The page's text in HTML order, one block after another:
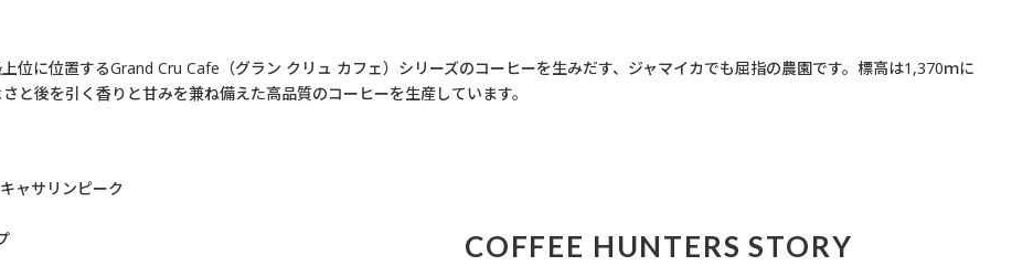
位に位置するGrand Cru Cafe（グラン クリュ カフェ）シリーズのコーヒーを生みだす、ジャマイカでも屈指の農園です。標高は1,370ｍに
後を引く香りと甘みを兼ね備えた高品質のコーヒーを生産しています。
ャサリンピーク
COFFEE HUNTERS STORY